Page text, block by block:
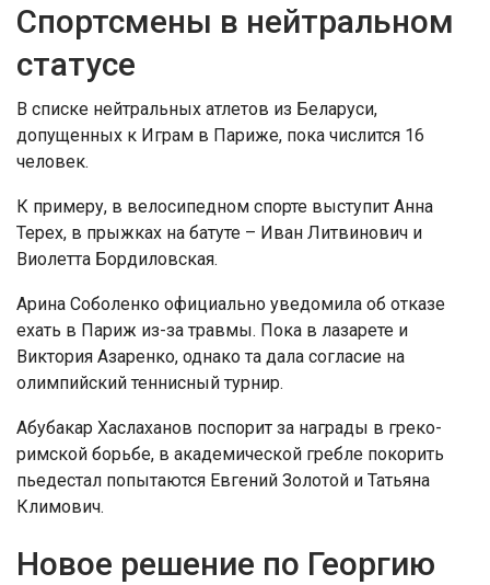
Спортсмены в нейтральном
статусе
В списке нейтральных атлетов из Беларуси,
допущенных к Играм в Париже, пока числится 16
человек.
К примеру, в велосипедном спорте выступит Анна
Терех, в прыжках на батуте – Иван Литвинович и
Виолетта Бордиловская.
Арина Соболенко официально уведомила об отказе
ехать в Париж из-за травмы. Пока в лазарете и
Виктория Азаренко, однако та дала согласие на
олимпийский теннисный турнир.
Абубакар Хаслаханов поспорит за награды в греко-
римской борьбе, в академической гребле покорить
пьедестал попытаются Евгений Золотой и Татьяна
Климович.
Новое решение по Георгию